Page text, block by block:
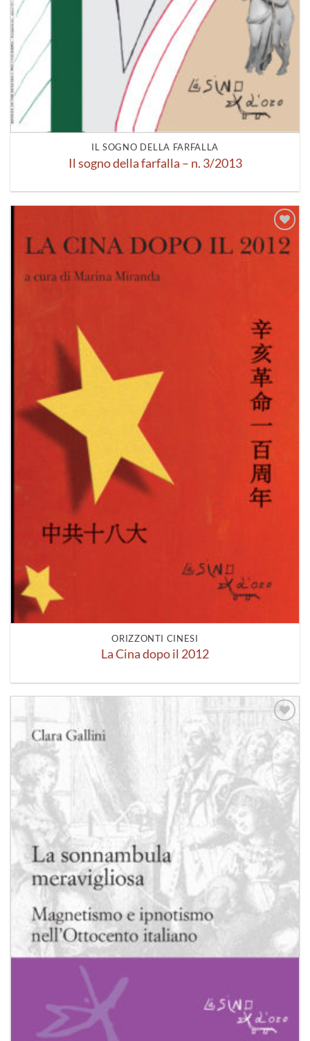
IL SOGNO DELLA FARFALLA
Il sogno della farfalla – n. 3/2013
Aggiungi
alla lista
dei
ORIZZONTI CINESI
La Cina dopo il 2012
Aggiungi
alla lista
dei
desideri